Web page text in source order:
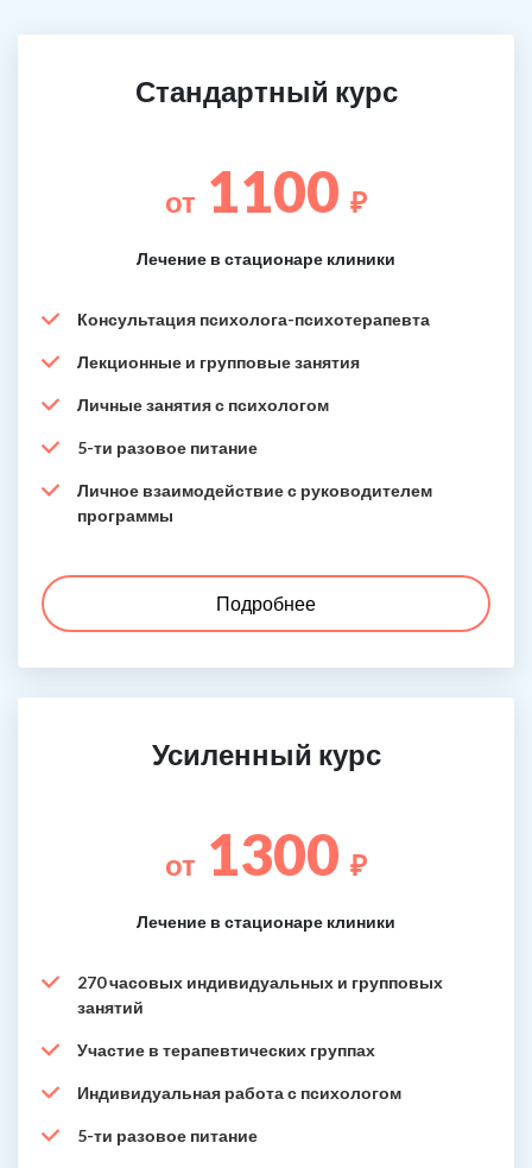
Стандартный курс
от 1100 ₽
Лечение в стационаре клиники
Консультация психолога-психотерапевта
Лекционные и групповые занятия
Личные занятия с психологом
5-ти разовое питание
Личное взаимодействие с руководителем
программы
Подробнее
Усиленный курс
от 1300 ₽
Лечение в стационаре клиники
270 часовых индивидуальных и групповых
занятий
Участие в терапевтических группах
Индивидуальная работа с психологом
5-ти разовое питание